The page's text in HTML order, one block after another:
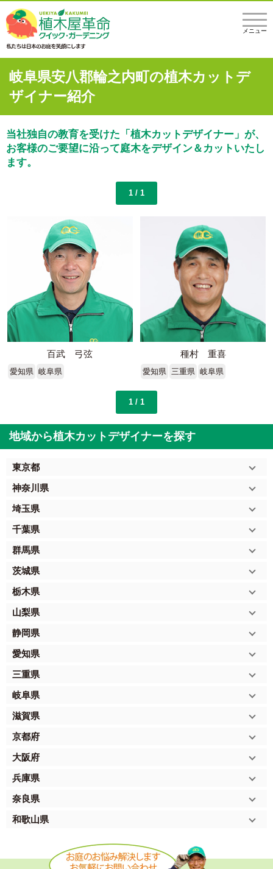
メニュー
岐阜県安八郡輪之内町の植木カットデ
ザイナー紹介
当社独自の教育を受けた「植木カットデザイナー」が、
お客様のご要望に沿って庭木をデザイン＆カットいたし
ます。
1 / 1
百武 弓弦
愛知県 岐阜県
種村 重喜
愛知県 三重県 岐阜県
1 / 1
地域から植木カットデザイナーを探す
東京都
神奈川県
埼玉県
千葉県
群馬県
茨城県
栃木県
山梨県
静岡県
愛知県
三重県
岐阜県
滋賀県
京都府
大阪府
兵庫県
奈良県
和歌山県